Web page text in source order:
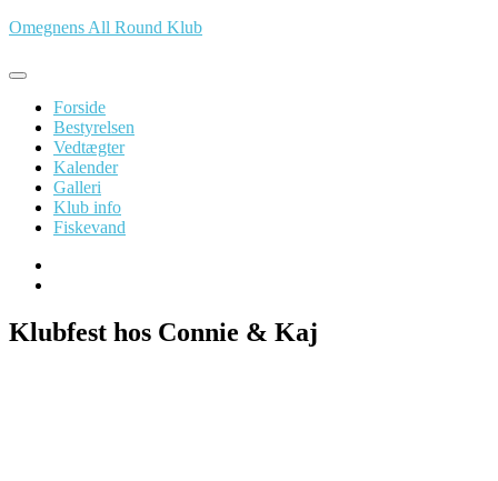
Spring
Omegnens All Round Klub
Forside
Bestyrelsen
Vedtægter
Kalender
Galleri
Klub info
Fiskevand
Klubfest hos Connie & Kaj